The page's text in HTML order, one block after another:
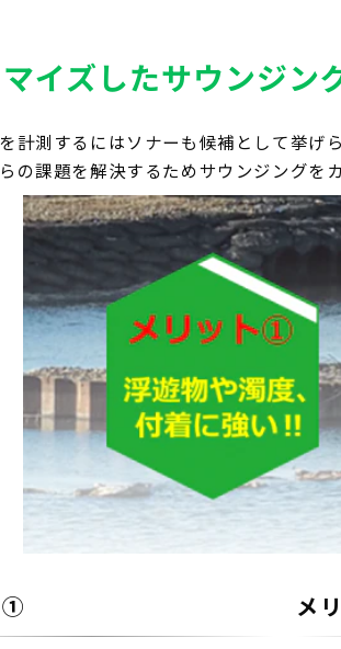
イズしたサウンジン
計測するにはソナーも候補として挙げ
の課題を解決するためサウンジングを
① メ